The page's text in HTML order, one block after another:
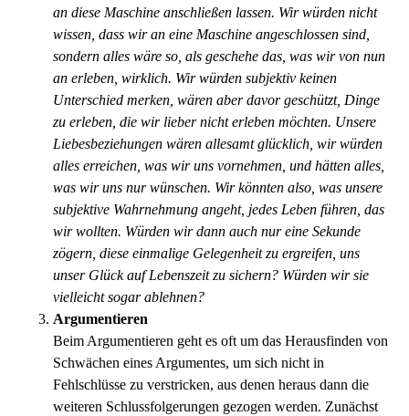
an diese Maschine anschließen lassen. Wir würden nicht
wissen, dass wir an eine Maschine angeschlossen sind,
sondern alles wäre so, als geschehe das, was wir von nun
an erleben, wirklich. Wir würden subjektiv keinen
Unterschied merken, wären aber davor geschützt, Dinge
zu erleben, die wir lieber nicht erleben möchten. Unsere
Liebesbeziehungen wären allesamt glücklich, wir würden
alles erreichen, was wir uns vornehmen, und hätten alles,
was wir uns nur wünschen. Wir könnten also, was unsere
subjektive Wahrnehmung angeht, jedes Leben führen, das
wir wollten. Würden wir dann auch nur eine Sekunde
zögern, diese einmalige Gelegenheit zu ergreifen, uns
unser Glück auf Lebenszeit zu sichern? Würden wir sie
vielleicht sogar ablehnen?
Argumentieren
Beim Argumentieren geht es oft um das Herausfinden von
Schwächen eines Argumentes, um sich nicht in
Fehlschlüsse zu verstricken, aus denen heraus dann die
weiteren Schlussfolgerungen gezogen werden. Zunächst